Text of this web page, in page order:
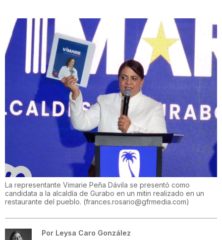
La representante Vimarie Peña Dávila se presentó como
candidata a la alcaldía de Gurabo en un mitin realizado en un
restaurante del pueblo. (frances.rosario@gfrmedia.com)
Por Leysa Caro González